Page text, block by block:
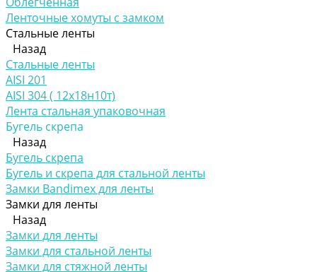
Ленточные хомуты с замком
Стальные ленты
Назад
Стальные ленты
AISI 201
AISI 304 ( 12х18н10т)
Лента стальная упаковочная
Бугель скрепа
Назад
Бугель скрепа
Бугель и скрепа для стальной ленты
Замки Bandimex для ленты
Замки для ленты
Назад
Замки для ленты
Замки для стальной ленты
Замки для стяжной ленты